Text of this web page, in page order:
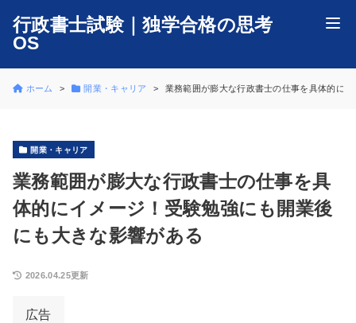
行政書士試験｜独学合格の思考
OS
ホーム 開業・キャリア 業務範囲が膨大な行政書士の仕事を具体的に
開業・キャリア
業務範囲が膨大な行政書士の仕事を具
体的にイメージ！受験勉強にも開業後
にも大きな影響がある
2026.04.25更新
広告